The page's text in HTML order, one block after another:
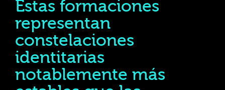
Estas formaciones
representan
constelaciones
identitarias
notablemente más